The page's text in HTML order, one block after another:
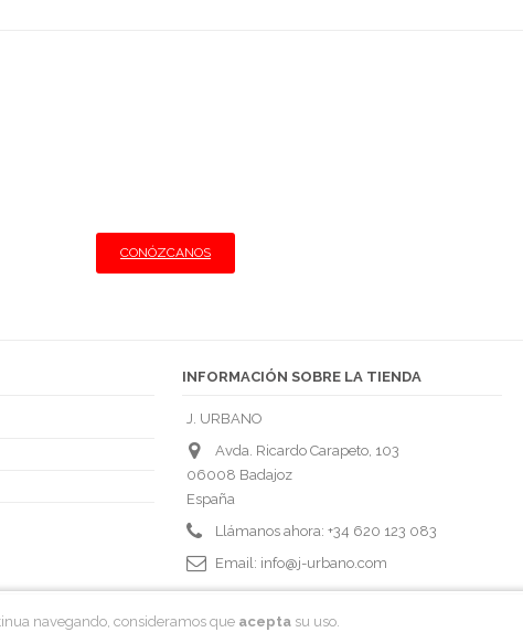
CONÓZCANOS
INFORMACIÓN SOBRE LA TIENDA
J. URBANO
Avda. Ricardo Carapeto, 103
06008 Badajoz
España
Llámanos ahora: +34 620 123 083
Email: info@j-urbano.com
navegando, consideramos que acepta su uso.